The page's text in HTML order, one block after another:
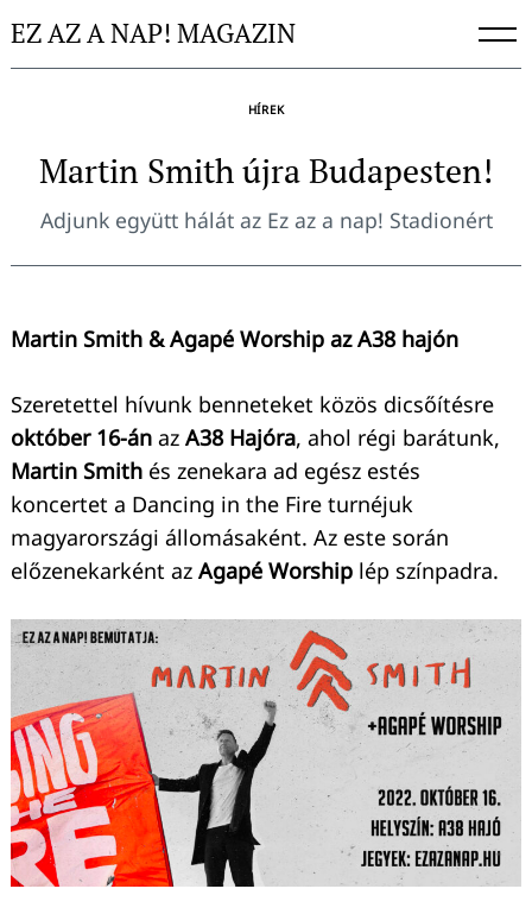
toEZ AZ A NAP! MAGAZIN
HÍREK
Martin Smith újra Budapesten!
Adjunk együtt hálát az Ez az a nap! Stadionért
Martin Smith & Agapé Worship az A38 hajón
Szeretettel hívunk benneteket közös dicsőítésre
október 16-án az A38 Hajóra, ahol régi barátunk,
Martin Smith és zenekara ad egész estés
koncertet a Dancing in the Fire turnéjuk
magyarországi állomásaként. Az este során
előzenekarként az Agapé Worship lép színpadra.